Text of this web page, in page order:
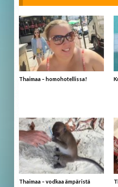
Thaimaa – homohotellissa!
Thaimaa – vodkaa ämpäristä